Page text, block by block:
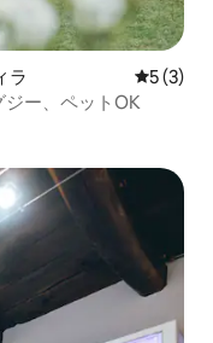
ラ レビュー
5 (3)
ジー、ペットOK